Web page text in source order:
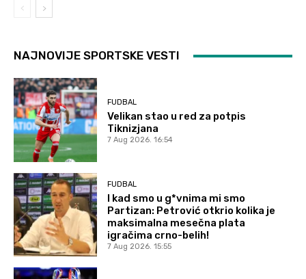
NAJNOVIJE SPORTSKE VESTI
FUDBAL
Velikan stao u red za potpis
Tiknizjana
7 Aug 2026. 16:54
FUDBAL
I kad smo u g*vnima mi smo
Partizan: Petrović otkrio kolika je
maksimalna mesečna plata
igračima crno-belih!
7 Aug 2026. 15:55